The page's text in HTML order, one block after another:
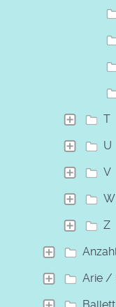
T
U
V
W
Z
Arie /